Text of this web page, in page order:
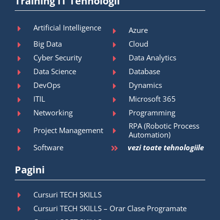
Artificial Intelligence
Azure
Big Data
Cloud
Cyber Security
Data Analytics
Data Science
Database
DevOps
Dynamics
ITIL
Microsoft 365
Networking
Programming
Project Management
RPA (Robotic Process
Automation)
Software
vezi toate tehnologiile
Pagini
Cursuri TECH SKILLS
Cursuri TECH SKILLS – Orar Clase Programate